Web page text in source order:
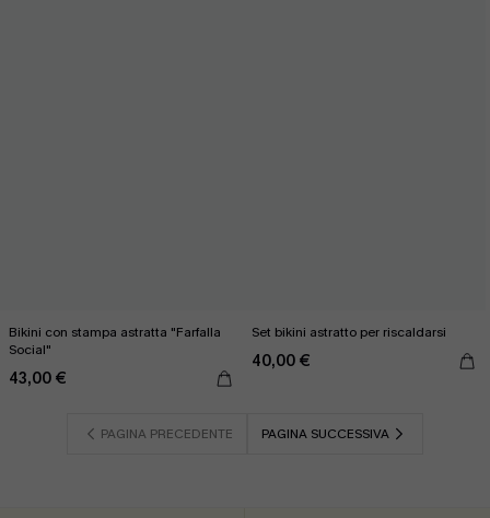
Bikini con stampa astratta "Farfalla
Social"
43,00 €
Set bikini astratto per riscaldarsi
40,00 €
PAGINA PRECEDENTE PAGINA SUCCESSIVA